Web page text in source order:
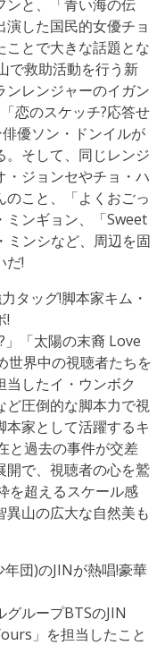
ンと、「青い海の伝
した国民的女優チョ
ことで大きな話題とな
で救助活動を行う新
レンジャーのイガン
恋のスケッチ?応答せ
優ソン・ドンイルが
そして、同じレンジ
・ジョンセやチョ・ハ
のこと、「よくおごっ
ミンギョン、「Sweet
ミンシなど、周辺を固
だ!
タッグ!脚本家キム・
!
」「太陽の末裔 Love
世界中の視聴者たちを
したイ・ウンボク
ど圧倒的な脚本力で視
家として活躍するキ
と過去の事件が交差
開で、視聴者の心を鷲
を超えるスケール感
異山の広大な自然美も
団)のJINが熱唱!豪華
ループBTSのJIN
」を担当したこと